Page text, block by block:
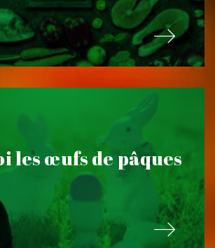
les œufs de pâques